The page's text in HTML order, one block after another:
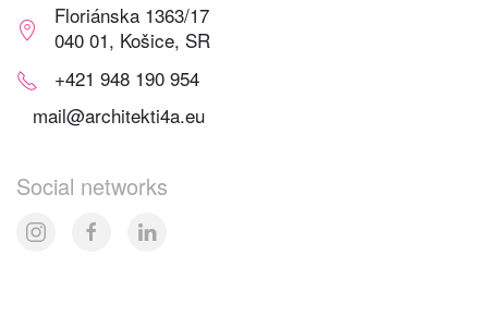
Floriánska 1363/17
040 01, Košice, SR
+421 948 190 954
mail@architekti4a.eu
Social networks